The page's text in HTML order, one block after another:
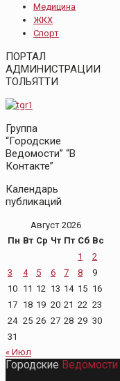
Медицина
ЖКХ
Спорт
ПОРТАЛ
АДМИНИСТРАЦИИ
ТОЛЬЯТТИ
Группа
“Городские
Ведомости” “В
Контакте”
Календарь
публикаций
Август 2026
Пн Вт Ср Чт Пт Сб Вс
1
2
3
4 5 6 7 8
9
10 11 12 13 14 15 16
17 18 19 20 21 22 23
24 25 26 27 28 29 30
31
« Июл
Городские Ведомости